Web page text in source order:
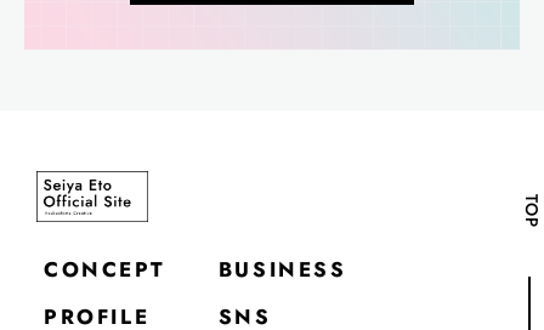
CONCEPT
PROFILE
BUSINESS
SNS
TOP